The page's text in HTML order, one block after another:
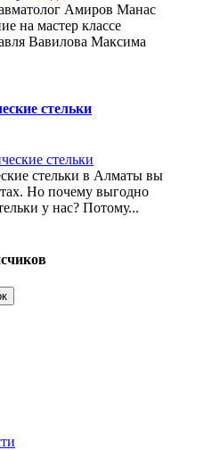
Амиров Манас
на мастер классе
Вавилова Максима
стельки
стельки в Алматы вы
Но почему выгодно
у нас? Потому...